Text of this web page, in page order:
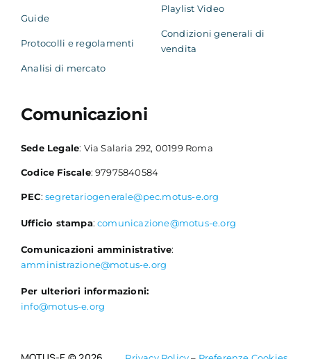
Guide
Protocolli e regolamenti
Analisi di mercato
Playlist Video
Condizioni generali di
vendita
Comunicazioni
Sede Legale: Via Salaria 292, 00199 Roma
Codice Fiscale: 97975840584
PEC: segretariogenerale@pec.motus-e.org
Ufficio stampa:comunicazione@motus-e.org
Comunicazioni amministrative:
amministrazione@motus-e.org
Per ulteriori informazioni:
info@motus-e.org